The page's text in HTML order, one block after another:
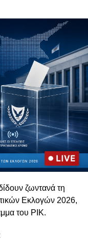
έγκλημα με
Διαφθοράς |
και τις
ζωντανά τη
Εκλογών 2026,
του ΡΙΚ.